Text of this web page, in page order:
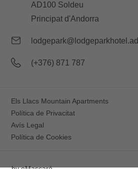
AD100 Soldeu
Principat d'Andorra
lodgepark@lodgeparkhotel.ad
(+376) 871 787
Els Llacs Mountain Apartments
Política de Privacitat
Avís Legal
Política de Cookies